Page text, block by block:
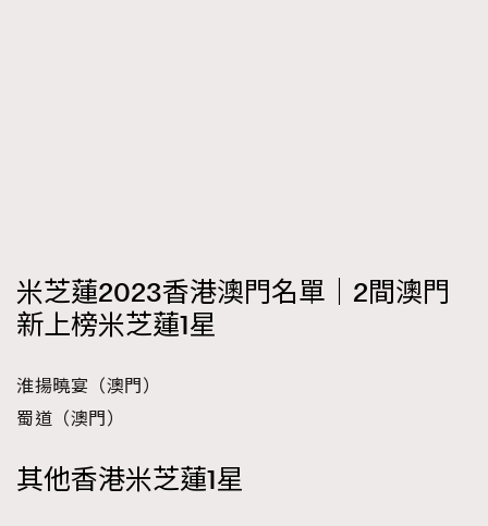
米芝蓮2023香港澳門名單｜2間澳門
新上榜米芝蓮1星
淮揚曉宴（澳門）
蜀道（澳門）
其他香港米芝蓮1星